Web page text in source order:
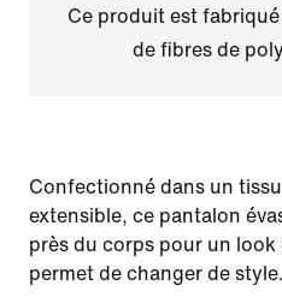
Ce produit est
de fibres de
Confectionné dans un
extensible, ce pantalon
près du corps pour un
permet de changer de style.